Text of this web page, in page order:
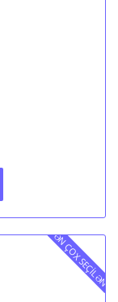
ƏN ÇOX SEÇİLƏN